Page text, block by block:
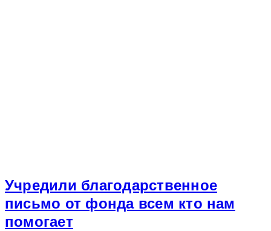
Учредили благодарственное
письмо от фонда всем кто нам
помогает